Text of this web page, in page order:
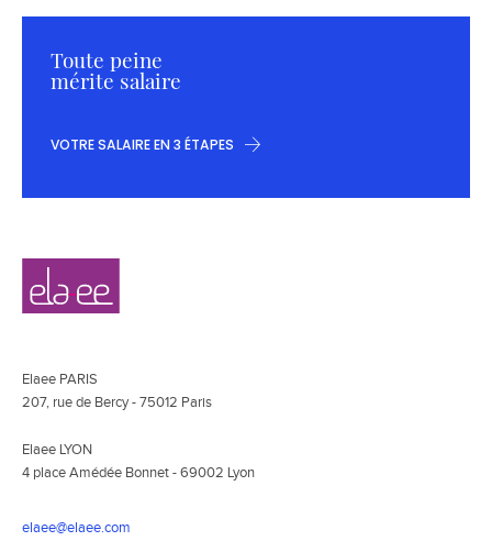
Toute peine
mérite salaire
VOTRE SALAIRE EN 3 ÉTAPES
Navigation
secondaire
Elaee
Elaee PARIS
207, rue de Bercy - 75012 Paris
Elaee LYON
4 place Amédée Bonnet - 69002 Lyon
elaee@elaee.com